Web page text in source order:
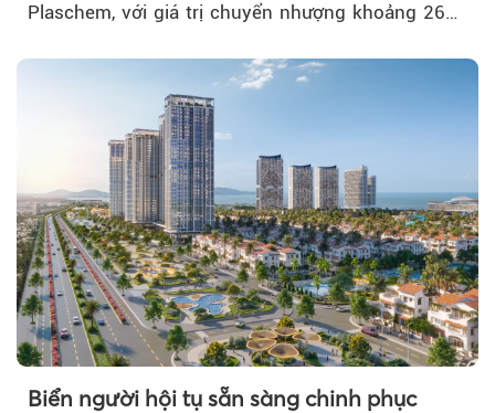
Plaschem, với giá trị chuyển nhượng khoảng 262
Biển người hội tụ sẵn sàng chinh phục